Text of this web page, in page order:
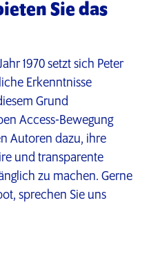
Sie das
1970 setzt sich Peter
Erkenntnisse
Grund
Access-Bewegung
Autoren dazu, ihre
und transparente
zu machen. Gerne
sprechen Sie uns